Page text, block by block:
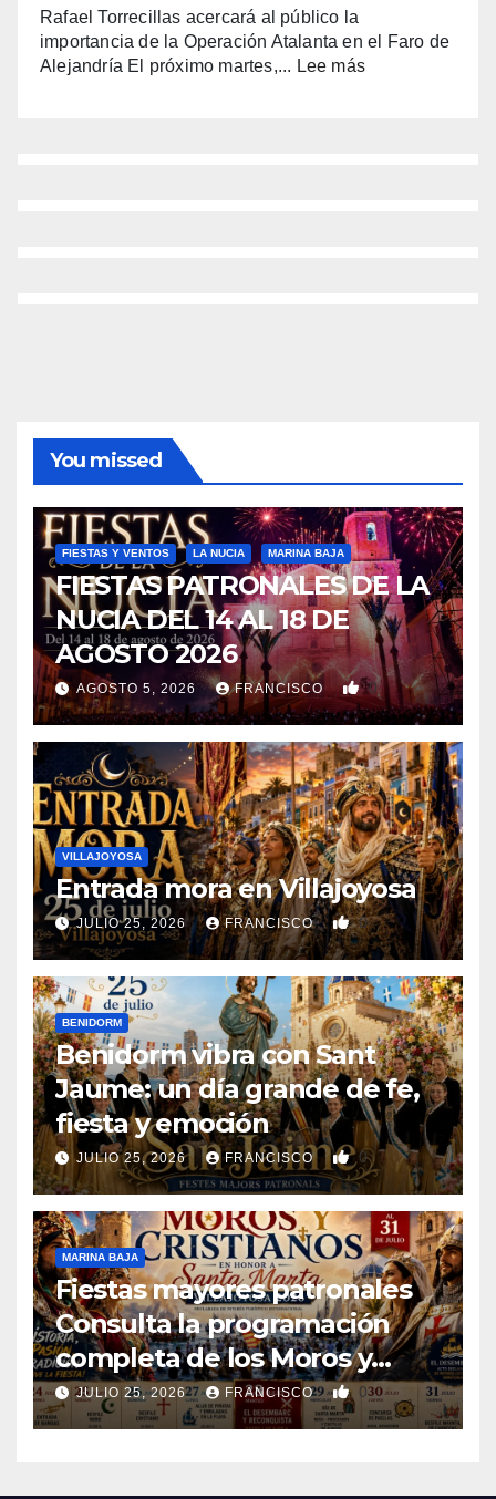
Fester
con
alma
Rafael Torrecillas acercará al público la
importancia de la Operación Atalanta en el Faro de
Alejandría El próximo martes,... Lee más:
You missed
FIESTAS Y VENTOS LA NUCIA MARINA BAJA
FIESTAS PATRONALES DE LA
NUCIA DEL 14 AL 18 DE
AGOSTO 2026
AGOSTO 5, 2026 FRANCISCO 0
VILLAJOYOSA
Entrada mora en Villajoyosa
JULIO 25, 2026 FRANCISCO 0
BENIDORM
Benidorm vibra con Sant
Jaume: un día grande de fe,
fiesta y emoción
JULIO 25, 2026 FRANCISCO 0
MARINA BAJA
Fiestas mayores patronales
Consulta la programación
completa de los Moros y
Cristianos de Villajoyosa 2026
JULIO 25, 2026 FRANCISCO 0